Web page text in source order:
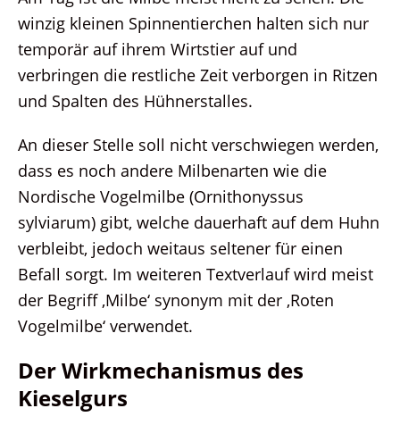
winzig kleinen Spinnentierchen halten sich nur
temporär auf ihrem Wirtstier auf und
verbringen die restliche Zeit verborgen in Ritzen
und Spalten des Hühnerstalles.
An dieser Stelle soll nicht verschwiegen werden,
dass es noch andere Milbenarten wie die
Nordische Vogelmilbe (Ornithonyssus
sylviarum) gibt, welche dauerhaft auf dem Huhn
verbleibt, jedoch weitaus seltener für einen
Befall sorgt. Im weiteren Textverlauf wird meist
der Begriff ‚Milbe‘ synonym mit der ‚Roten
Vogelmilbe‘ verwendet.
Der Wirkmechanismus des
Kieselgurs